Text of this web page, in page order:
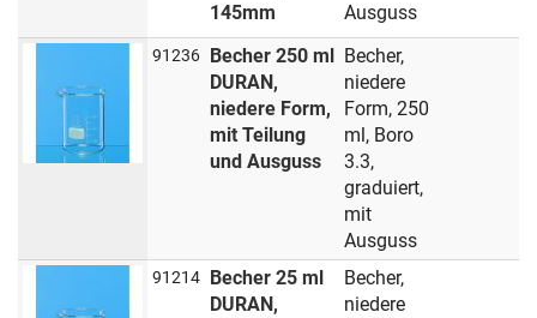
145mm
Ausguss
91236
Becher 250 ml
DURAN,
niedere Form,
mit Teilung
und Ausguss
Becher,
niedere
Form, 250
ml, Boro
3.3,
graduiert,
mit
Ausguss
91214
Becher 25 ml
DURAN,
Becher,
niedere